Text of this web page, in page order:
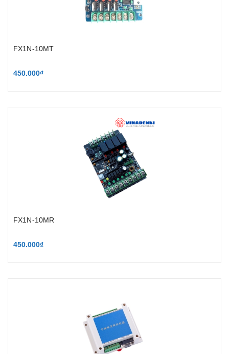
FX1N-10MT
450.000₫
FX1N-10MR
450.000₫